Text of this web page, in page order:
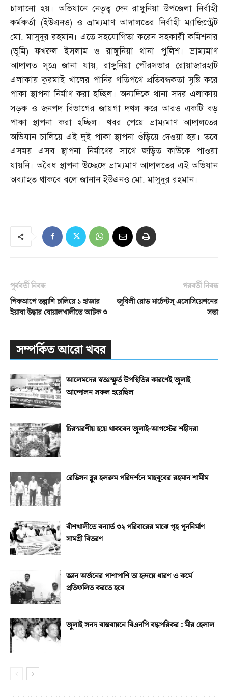
চালানো হয়। অভিযানে নেতৃত্ব দেন রাঙ্গুনিয়া উপজেলা নির্বাহী
কর্মকর্তা (ইউএনও) ও ভ্রাম্যমাণ আদালতের নির্বাহী ম্যাজিস্ট্রেট
মো.মাসুদুর রহমান। এতে সহযোগিতা করেন সহকারী কমিশনার
(ভূমি)ফখরুল ইসলাম ও রাঙ্গুনিয়া থানা পুলিশ। ভ্রাম্যমাণ
আদালত সূত্রে জানা যায়,রাঙ্গুনিয়া পৌরসভার রোয়াজারহাট
এলাকায় কুরমাই খালের পানির গতিপথে প্রতিবন্ধকতা সৃষ্টি করে
পাকা স্থাপনা নির্মাণ করা হচ্ছিল। অন্যদিকে থানা সদর এলাকায়
সড়ক ও জনপদ বিভাগের জায়গা দখল করে আরও একটি বড়
পাকা স্থাপনা করা হচ্ছিল। খবর পেয়ে ভ্রাম্যমাণ আদালতের
অভিযান চালিয়ে এই দুই পাকা স্থাপনা গুঁড়িয়ে দেওয়া হয়। তবে
এসময় এসব স্থাপনা নির্মাণের সাথে জড়িত কাউকে পাওয়া
যায়নি। অবৈধ স্থাপনা উচ্ছেদে ভ্রাম্যমাণ আদালতের এই অভিযান
অব্যাহত থাকবে বলে জানান ইউএনও মো.মাসুদুর রহমান।
পূর্ববর্তী নিবন্ধ
পিকআপে তল্লাশি চালিয়ে ১ হাজার
ইয়াবা উদ্ধার বোয়ালখালীতে আটক ৩
পরবর্তী নিবন্ধ
জুবিলী রোড মার্চেন্টস্‌ এসোসিয়েশনের
সভা
সম্পর্কিত আরো খবর
আলেমদের স্বতঃস্ফূর্ত উপস্থিতির কারণেই জুলাই
আন্দোলন সফল হয়েছিল
চিরস্মরণীয় হয়ে থাকবেন জুলাই-আগস্টের শহীদরা
রেডিসন ব্লুর হলরুম পরিদর্শনে মাহবুবের রহমান শামীম
বাঁশখালীতে বন্যার্ত ৩২ পরিবারের মাঝে গৃহ পুননির্মাণ
সামগ্রী বিতরণ
জ্ঞান অর্জনের পাশাপাশি তা হৃদয়ে ধারণ ও কর্মে
প্রতিফলিত করতে হবে
জুলাই সনদ বাস্তবায়নে বিএনপি বদ্ধপরিকর : মীর হেলাল